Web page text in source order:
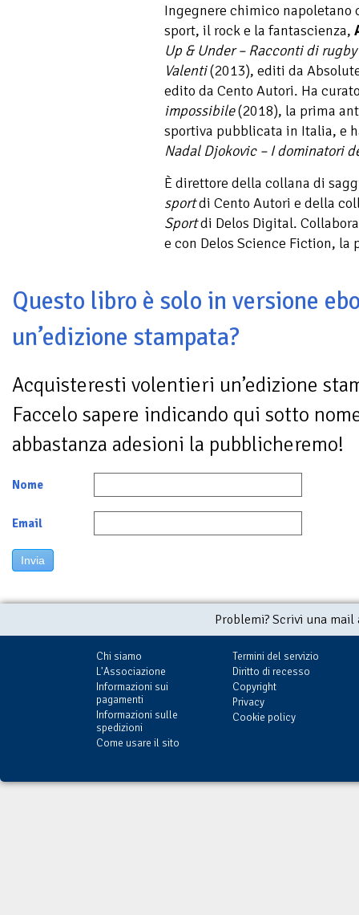
Ingegnere chimico napoletano
sport, il rock e la fantascienza,
Up & Under – Racconti di rugby
Valenti(2013), editi da
edito da Cento Autori. Ha
impossibile(2018), la prima
sportiva pubblicata in Italia, e
Nadal Djokovic – I dominatori
È direttore della collana di
sportdi Cento Autori e della
Sportdi Delos Digital.
e con Delos Science Fiction,
Questo libro è solo in versione
un’edizione stampata?
Acquisteresti volentieri un’edizione
Faccelo sapere indicando qui sotto
abbastanza adesioni la pubblicheremo!
Nome
Email
Invia
Problemi? Scrivi una
Chi siamo
L'Associazione
Informazioni sui
pagamenti
Informazioni sulle
spedizioni
Come usare il sito
Termini del servizio
Diritto di recesso
Copyright
Privacy
Cookie policy